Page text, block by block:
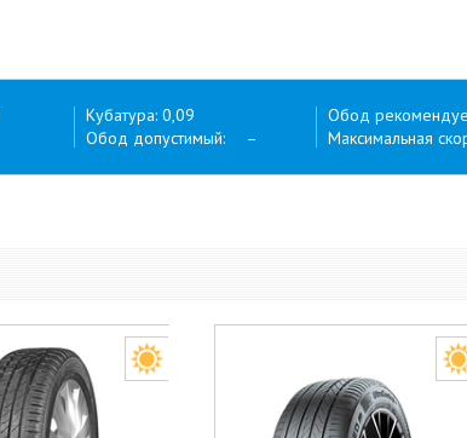
Кубатура: 0,09
Обод допустимый: –
Обод
Максимальная